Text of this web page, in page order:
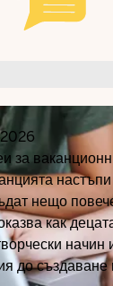
за
нещо
как
до